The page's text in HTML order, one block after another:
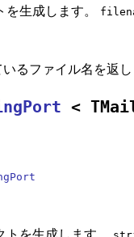
を生成します。
るファイル名を返し
<
トを生成します。